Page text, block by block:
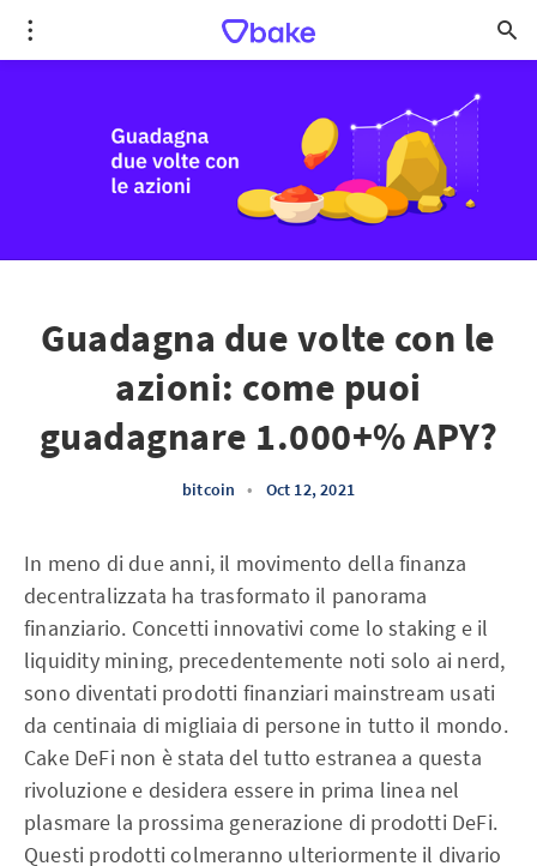
Guadagna due volte con le
azioni: come puoi
guadagnare 1.000+% APY?
bitcoin • Oct 12, 2021
In meno di due anni, il movimento della finanza
decentralizzata ha trasformato il panorama
finanziario. Concetti innovativi come lo staking e il
liquidity mining, precedentemente noti solo ai nerd,
sono diventati prodotti finanziari mainstream usati
da centinaia di migliaia di persone in tutto il mondo.
Cake DeFi non è stata del tutto estranea a questa
rivoluzione e desidera essere in prima linea nel
plasmare la prossima generazione di prodotti DeFi.
Questi prodotti colmeranno ulteriormente il divario